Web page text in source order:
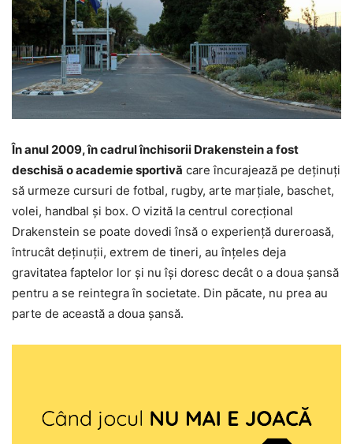
În anul 2009, în cadrul închisorii Drakenstein a fost
deschisă o academie sportivă care încurajează pe deţinuţi
să urmeze cursuri de fotbal, rugby, arte marţiale, baschet,
volei, handbal şi box. O vizită la centrul corecţional
Drakenstein se poate dovedi însă o experienţă dureroasă,
întrucât deţinuţii, extrem de tineri, au înţeles deja
gravitatea faptelor lor şi nu îşi doresc decât o a doua şansă
pentru a se reintegra în societate. Din păcate, nu prea au
parte de această a doua şansă.